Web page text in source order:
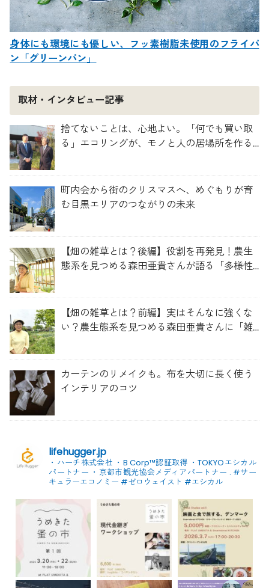
身体にも環境にも優しい、フッ素樹脂未使用のフライパ
ン「グリーンパン」
取材・インタビュー記事
捨てないことは、心地よい。「何でも買い取
る」エコリングが、モノと人の居場所を作る
町内会から街のクリスマスへ、めぐもりが育
む目黒エリアのつながりの未来
【畑の雑草とは？後編】役割を再発見！農生
態系を見つめる森田亜貴さんが語る「多様性
【畑の雑草とは？前編】実はそんなに強くな
い？農生態系を見つめる森田亜貴さんに「雑
カーテンのリメイクも。布を大切に長く使う
インテリアのコツ
lifehugger.jp
・ハーチ株式会社 ・B Corp™認証取得 ・TOKYOエシカル
パートナー ・京都市観光協会メディアパートナー . #サー
キュラーエコノミー #ゼロウェイスト #エシカル